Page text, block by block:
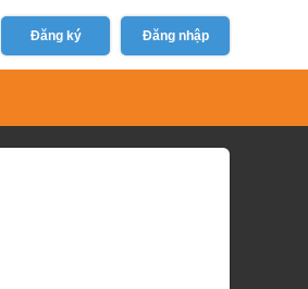
Đăng ký Đăng nhập